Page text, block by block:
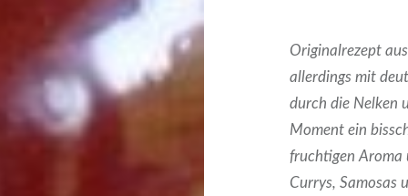
Originalrezept
allerdings mit
durch die Nelken
Moment ein
fruchtigen Aroma
Currys, Samosas